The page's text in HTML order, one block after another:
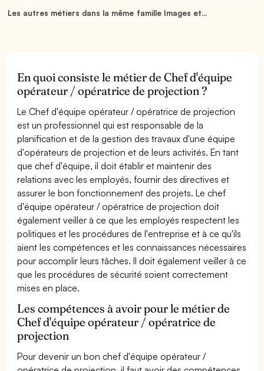
Les autres métiers dans la même famille Images et...
En quoi consiste le métier de Chef d'équipe
opérateur / opératrice de projection ?
Le Chef d'équipe opérateur / opératrice de projection
est un professionnel qui est responsable de la
planification et de la gestion des travaux d'une équipe
d'opérateurs de projection et de leurs activités. En tant
que chef d'équipe, il doit établir et maintenir des
relations avec les employés, fournir des directives et
assurer le bon fonctionnement des projets. Le chef
d'équipe opérateur / opératrice de projection doit
également veiller à ce que les employés respectent les
politiques et les procédures de l'entreprise et à ce qu'ils
aient les compétences et les connaissances nécessaires
pour accomplir leurs tâches. Il doit également veiller à ce
que les procédures de sécurité soient correctement
mises en place.
Les compétences à avoir pour le métier de
Chef d'équipe opérateur / opératrice de
projection
Pour devenir un bon chef d'équipe opérateur /